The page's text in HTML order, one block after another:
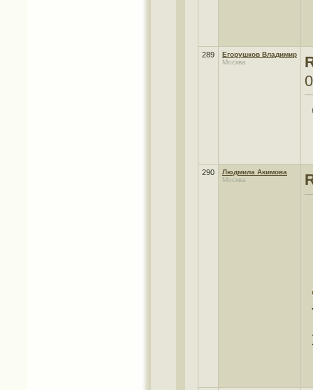
289
Егорушков Владимир
Москва
290
Людмила Акимова
Москва